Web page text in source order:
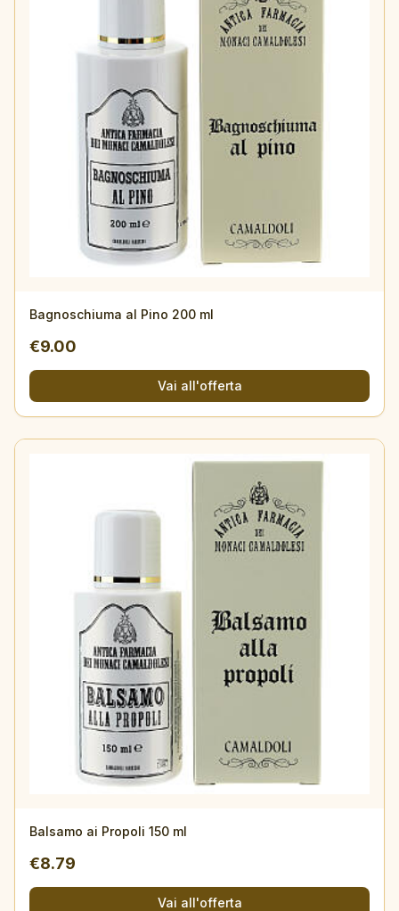
Bagnoschiuma al Pino 200 ml
€9.00
Vai all'offerta
Balsamo ai Propoli 150 ml
€8.79
Vai all'offerta